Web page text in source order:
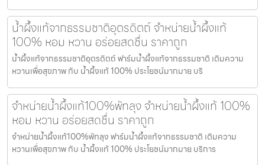
น้ำผึ้งแท้จากธรรมชาติอุตรดิตถ์ จำหน่ายน้ำผึ้งแท้
100% หอม หวาน อร่อยสดชื่น ราคาถูก
น้ำผึ้งแท้จากธรรมชาติอุตรดิตถ์ ฟาร์มน้ำผึ้งแท้จากธรรมชาติ เติมความ
หวานเพื่อสุขภาพ กับ น้ำผึ้งแท้ 100% ประโยชน์มากมาย บริ
จำหน่ายน้ำผึ้งแท้100%พัทลุง จำหน่ายน้ำผึ้งแท้ 100%
หอม หวาน อร่อยสดชื่น ราคาถูก
จำหน่ายน้ำผึ้งแท้100%พัทลุง ฟาร์มน้ำผึ้งแท้จากธรรมชาติ เติมความ
หวานเพื่อสุขภาพ กับ น้ำผึ้งแท้ 100% ประโยชน์มากมาย บริการ